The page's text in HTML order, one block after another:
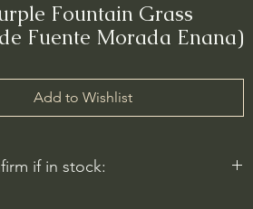
Fountain Grass
Fuente Morada Enana)
Add to Wishlist
if in stock: